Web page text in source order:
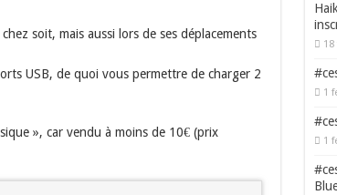
soit, mais aussi lors de ses déplacements
USB, de quoi vous permettre de charger 2
», car vendu à moins de 10€ (prix
18
1
1